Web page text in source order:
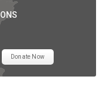
Donate Now